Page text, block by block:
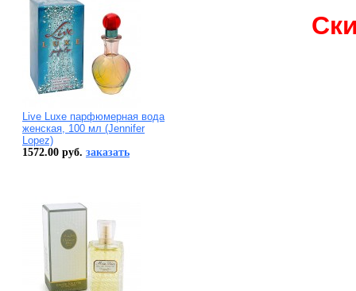
Live Luxe парфюмерная вода
женская, 100 мл (Jennifer
Lopez)
1572.00 руб. заказать